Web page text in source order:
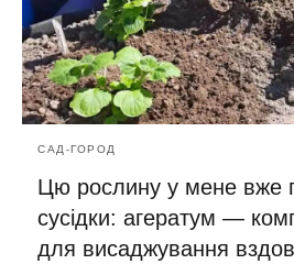
САД-ГОРОД
Цю рослину у мене вже
сусідки: агератум —
для висаджування